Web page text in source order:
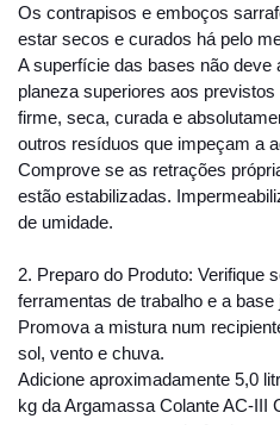
Os contrapisos e emboços
estar secos e curados há pelo
A superfície das bases não
planeza superiores aos
firme, seca, curada e
outros resíduos que impeçam a
Comprove se as retrações
estão estabilizadas.
de umidade.
2. Preparo do Produto: Verifique
ferramentas de trabalho e a base
Promova a mistura num
sol, vento e chuva.
Adicione aproximadamente 5,0
kg da Argamassa Colante AC-III